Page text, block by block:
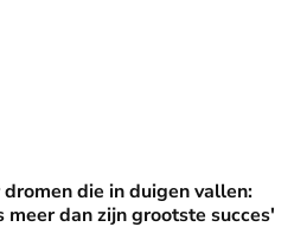
duigen vallen: 'Een mens is
die in duigen vallen:
meer dan zijn grootste succes'